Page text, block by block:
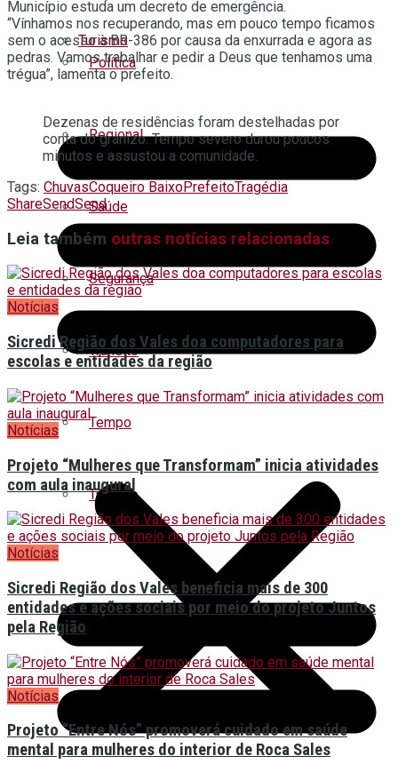
Política
Regional
Saúde
Segurança
Trânsito
Tempo
Turismo
Turismo
Município estuda um decreto de emergência.
“Vínhamos nos recuperando, mas em pouco tempo ficamos
sem o acesso à BR-386 por causa da enxurrada e agora as
pedras. Vamos trabalhar e pedir a Deus que tenhamos uma
trégua”, lamenta o prefeito.
Dezenas de residências foram destelhadas por
conta do granizo. Tempo severo durou poucos
minutos e assustou a comunidade.
Tags: ChuvasCoqueiro BaixoPrefeitoTragédia
ShareSendSend
Leia também outras notícias relacionadas
Notícias
Sicredi Região dos Vales doa computadores para
escolas e entidades da região
Notícias
Projeto “Mulheres que Transformam” inicia atividades
com aula inaugural
Notícias
Sicredi Região dos Vales beneficia mais de 300
entidades e ações sociais por meio do projeto Juntos
pela Região
Notícias
Projeto “Entre Nós” promoverá cuidado em saúde
mental para mulheres do interior de Roca Sales